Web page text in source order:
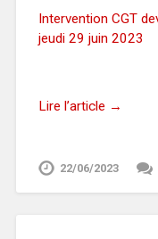
Intervention CGT
jeudi 29 juin 2023
Lire l’article →
22/06/2023